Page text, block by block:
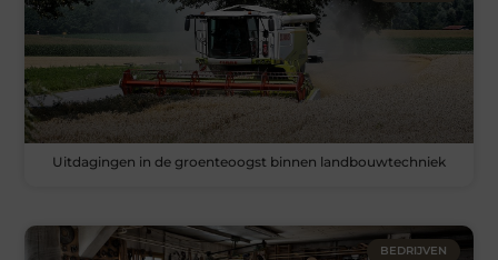
Uitdagingen in de groenteoogst binnen landbouwtechniek
BEDRIJVEN